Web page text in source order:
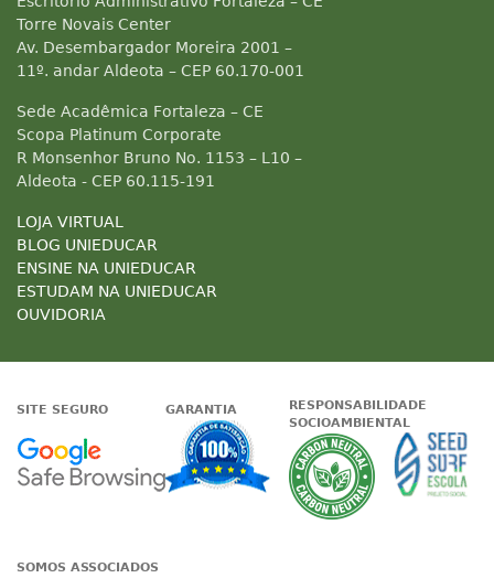
Torre Novais Center
Av. Desembargador Moreira 2001 –
11º. andar Aldeota – CEP 60.170-001
Sede Acadêmica Fortaleza – CE
Scopa Platinum Corporate
R Monsenhor Bruno No. 1153 – L10 –
Aldeota - CEP 60.115-191
LOJA VIRTUAL
BLOG UNIEDUCAR
ENSINE NA UNIEDUCAR
ESTUDAM NA UNIEDUCAR
OUVIDORIA
SITE SEGURO
Google - Status do site no
GARANTIA
Garantia de
RESPONSABILIDADE
SOCIOAMBIENTAL
A
SOMOS ASSOCIADOS